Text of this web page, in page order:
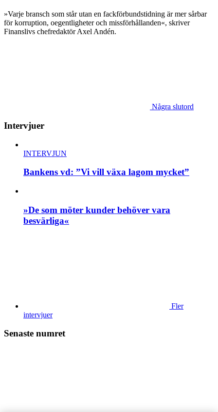
»Varje bransch som står utan en fackförbundstidning är mer sårbar
för korruption, oegentligheter och missförhållanden«, skriver
Finanslivs chefredaktör Axel Andén.
Några slutord
Intervjuer
INTERVJUN
Bankens vd: ”Vi vill växa lagom mycket”
»De som möter kunder behöver vara
besvärliga«
Fler
intervjuer
Senaste numret